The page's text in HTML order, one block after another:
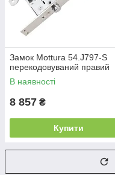
Замок Mottura 54.J797-S
перекодовуваний правий
В наявності
8 857 ₴
Купити